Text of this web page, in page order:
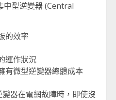
型逆變器 (Central
的效率
運作狀況
有微型逆變器總體成本
器在電網故障時，即使沒